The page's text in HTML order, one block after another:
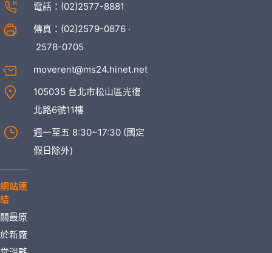
電話： (02)2577-8881
傳真：(02)2579-0876 ‧
2578-0705
moverent@ms24.hinet.net
105035 台北市松山區光復
北路6號11樓
週一至五 8:30~17:30 (國定
假日除外)
網站連
結
關
於
最
新
原
廠